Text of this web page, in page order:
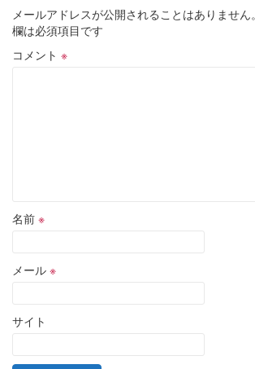
メールアドレスが公開されることはありません。
欄は必須項目です
コメント ※
名前 ※
メール ※
サイト